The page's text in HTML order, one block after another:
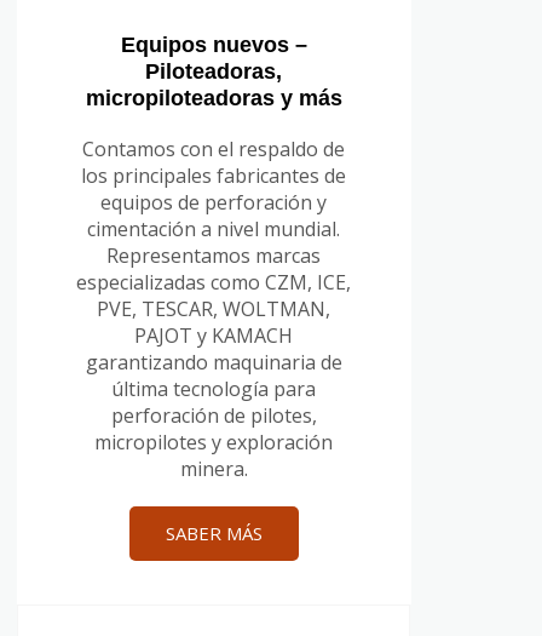
Equipos nuevos –
Piloteadoras,
micropiloteadoras y más
Contamos con el respaldo de
los principales fabricantes de
equipos de perforación y
cimentación a nivel mundial.
Representamos marcas
especializadas como CZM, ICE,
PVE, TESCAR, WOLTMAN,
PAJOT y KAMACH
garantizando maquinaria de
última tecnología para
perforación de pilotes,
micropilotes y exploración
minera.
SABER MÁS